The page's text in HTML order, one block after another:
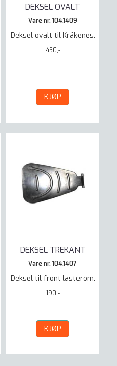
DEKSEL OVALT
Vare nr. 104.1409
Deksel ovalt til Kråkenes.
450,-
KJØP
DEKSEL TREKANT
Vare nr. 104.1407
Deksel til front lasterom.
190,-
KJØP